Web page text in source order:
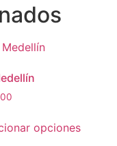
opciones